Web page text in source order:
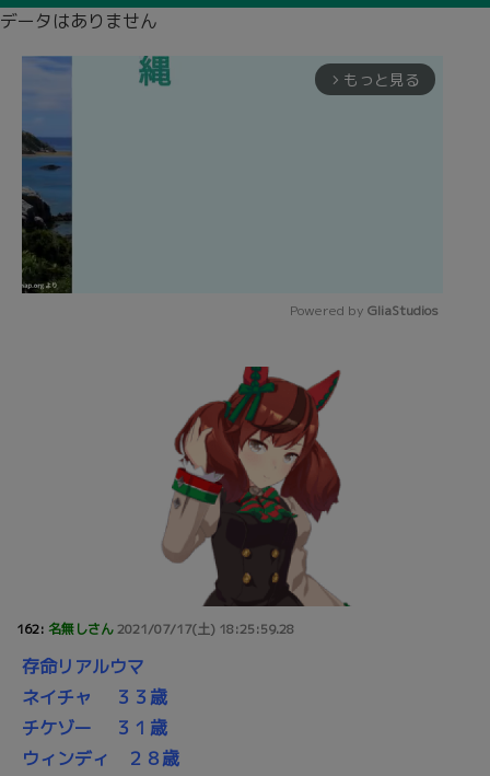
データはありません
arrow_forward_ios もっと見る
Powered by GliaStudios
162: 名無しさん2021/07/17(土) 18:25:59.28
存命リアルウマ
ネイチャ ３３歳
チケゾー ３１歳
ウィンディ ２８歳